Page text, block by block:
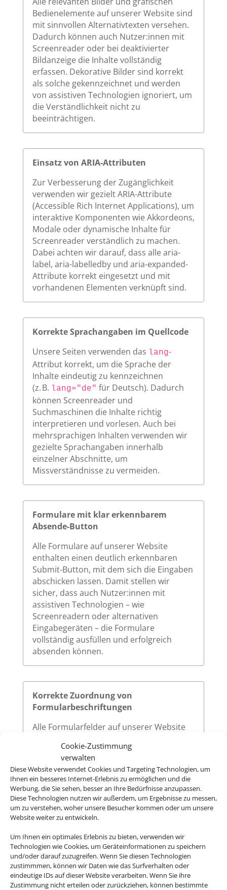
Cookie-Zustimmung
verwalten
Diese Website verwendet Cookies und Targeting Technologien, um
Ihnen ein besseres Internet-Erlebnis zu ermöglichen und die
Werbung, die Sie sehen, besser an Ihre Bedürfnisse anzupassen.
Diese Technologien nutzen wir außerdem, um Ergebnisse zu messen,
um zu verstehen, woher unsere Besucher kommen oder um unsere
Website weiter zu entwickeln.
Um Ihnen ein optimales Erlebnis zu bieten, verwenden wir
Technologien wie Cookies, um Geräteinformationen zu speichern
und/oder darauf zuzugreifen. Wenn Sie diesen Technologien
zustimmmen, können wir Daten wie das Surfverhalten oder
eindeutige IDs auf dieser Website verarbeiten. Wenn Sie ihre
Zustimmung nicht erteilen oder zurückziehen, können bestimmte
Bedienelemente auf unserer Website sind
mit sinnvollen Alternativtexten versehen.
Dadurch können auch Nutzer:innen mit
Screenreader oder bei deaktivierter
Bildanzeige die Inhalte vollständig
erfassen. Dekorative Bilder sind korrekt
als solche gekennzeichnet und werden
von assistiven Technologien ignoriert, um
die Verständlichkeit nicht zu
beeinträchtigen.
Einsatz von ARIA-Attributen
Zur Verbesserung der Zugänglichkeit
verwenden wir gezielt ARIA-Attribute
(Accessible Rich Internet Applications), um
interaktive Komponenten wie Akkordeons,
Modale oder dynamische Inhalte für
Screenreader verständlich zu machen.
Dabei achten wir darauf, dass alle aria-
label, aria-labelledby und aria-expanded-
Attribute korrekt eingesetzt und mit
vorhandenen Elementen verknüpft sind.
Korrekte Sprachangaben im Quellcode
Unsere Seiten verwenden das lang-
Attribut korrekt, um die Sprache der
Inhalte eindeutig zu kennzeichnen
(z. B. lang="de" für Deutsch). Dadurch
können Screenreader und
Suchmaschinen die Inhalte richtig
interpretieren und vorlesen. Auch bei
mehrsprachigen Inhalten verwenden wir
gezielte Sprachangaben innerhalb
einzelner Abschnitte, um
Missverständnisse zu vermeiden.
Formulare mit klar erkennbarem
Absende-Button
Alle Formulare auf unserer Website
enthalten einen deutlich erkennbaren
Submit-Button, mit dem sich die Eingaben
abschicken lassen. Damit stellen wir
sicher, dass auch Nutzer:innen mit
assistiven Technologien – wie
Screenreadern oder alternativen
Eingabegeräten – die Formulare
vollständig ausfüllen und erfolgreich
absenden können.
Korrekte Zuordnung von
Formularbeschriftungen
Alle Formularfelder auf unserer Website
versehen, die über das for
eindeutig auf die jeweilige
des
Eingabefeldes verweisen. Diese klare
Zuordnung verbessert die
Nutzerfreundlichkeit und sorgt dafür,
dass assistive Technologien wie
Screenreader die Beschriftungen korrekt
vorlesen.
Sichtbarer Fokus